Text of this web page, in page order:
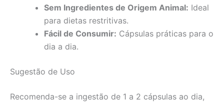
Sem Ingredientes de Origem Animal: Ideal
para dietas restritivas.
Fácil de Consumir: Cápsulas práticas para o
dia a dia.
Sugestão de Uso
Recomenda-se a ingestão de 1 a 2 cápsulas ao dia,